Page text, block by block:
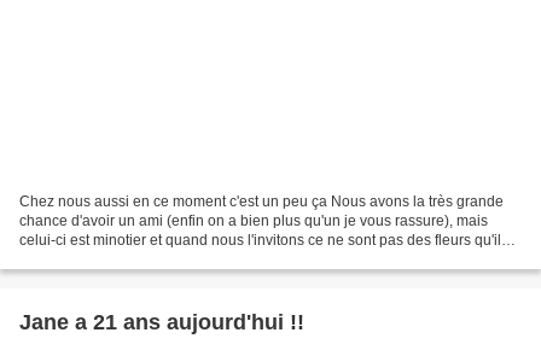
Chez nous aussi en ce moment c'est un peu ça Nous avons la très grande
chance d'avoir un ami (enfin on a bien plus qu'un je vous rassure), mais
celui-ci est minotier et quand nous l'invitons ce ne sont pas des fleurs qu'il
Jane a 21 ans aujourd'hui !!